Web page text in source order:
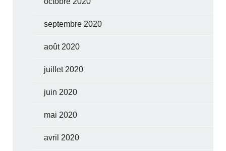
septembre 2020
août 2020
juillet 2020
juin 2020
mai 2020
avril 2020